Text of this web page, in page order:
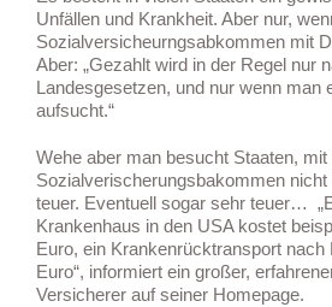
Unfällen und Krankheit. Aber nur,
Sozialversicheurngsabkommen mit
Aber: „Gezahlt wird in der Regel nur
Landesgesetzen, und nur wenn man
aufsucht.“
Wehe aber man besucht Staaten, mit
Sozialverischerungsbakommen
teuer. Eventuell sogar sehr teuer…
Krankenhaus in den USA kostet
Euro, ein Krankenrücktransport nach
Euro“, informiert ein großer,
Versicherer auf seiner Homepage.